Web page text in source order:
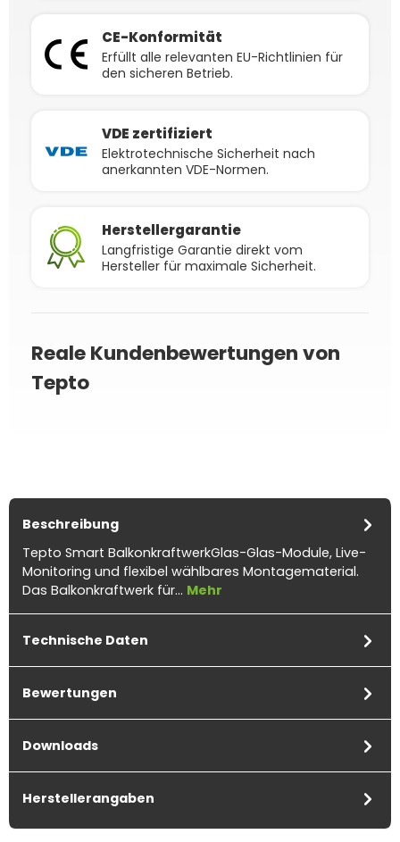
CE-Konformität
Erfüllt alle relevanten EU-Richtlinien für
den sicheren Betrieb.
VDE zertifiziert
Elektrotechnische Sicherheit nach
anerkannten VDE-Normen.
Herstellergarantie
Langfristige Garantie direkt vom
Hersteller für maximale Sicherheit.
Reale Kundenbewertungen von
Tepto
Beschreibung
Tepto Smart BalkonkraftwerkGlas-Glas-Module, Live-
Monitoring und flexibel wählbares Montagematerial.
Das Balkonkraftwerk für… Mehr
Technische Daten
Bewertungen
Downloads
Herstellerangaben